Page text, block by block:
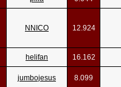
NNICO 12.924
helifan
16.162
jumbojesus 8.099